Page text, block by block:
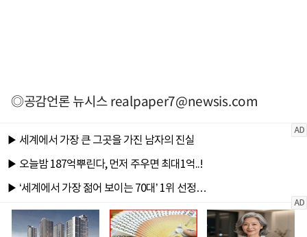
◎공감언론 뉴시스realpaper7@newsis.com